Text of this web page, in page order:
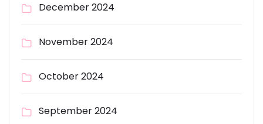
December 2024
November 2024
October 2024
September 2024